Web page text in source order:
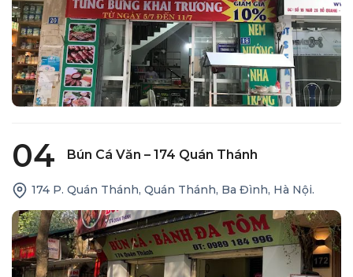
04 Bún Cá Văn – 174 Quán Thánh
174 P. Quán Thánh, Quán Thánh, Ba Đình, Hà Nội.